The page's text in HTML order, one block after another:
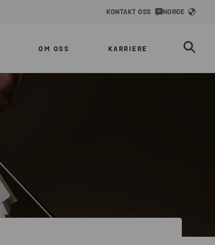
KONTAKT OSS NORGE
OM OSS KARRIERE